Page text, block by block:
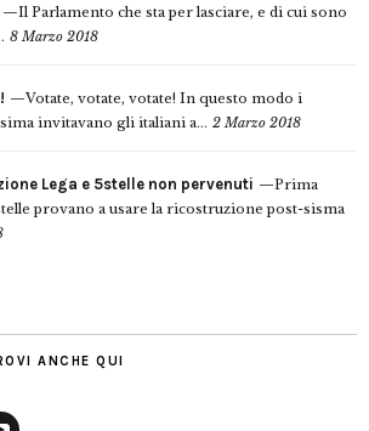
Il Parlamento che sta per lasciare, e di cui sono
8 Marzo 2018
Votate, votate, votate! In questo modo i
invitavano gli italiani a... 2 Marzo 2018
Lega e 5stelle non pervenuti
Prima
provano a usare la ricostruzione post-sisma
ANCHE QUI